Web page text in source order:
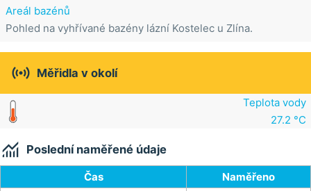
Areál bazénů
Pohled na vyhřívané bazény lázní Kostelec u Zlína.
 Měřidla v okolí
Teplota vody
27.2 °C
 Poslední naměřené údaje
Čas
Naměřeno